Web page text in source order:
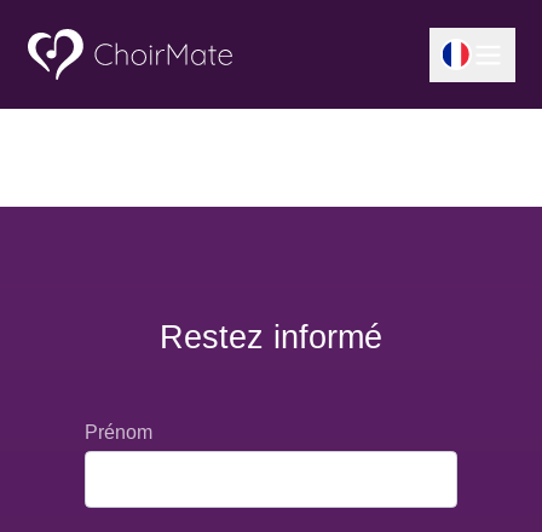
Restez informé
Prénom